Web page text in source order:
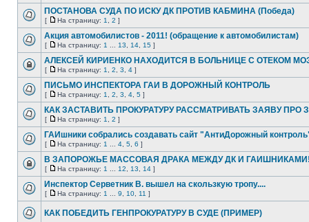
ПОСТАНОВА СУДА ПО ИСКУ ДК ПРОТИВ КАБМИНА (Победа)
[ На страницу: 1 2 ]
Акция автомобилистов - 2011! (обращение к автомобилистам)
[ На страницу: 1 13 14 15 ]
АЛЕКСЕЙ КИРИЕНКО НАХОДИТСЯ В БОЛЬНИЦЕ С ОТЕКОМ
[ На страницу: 1 2 3 4 ]
ПИСЬМО ИНСПЕКТОРА ГАИ В ДОРОЖНЫЙ КОНТРОЛЬ
[ На страницу: 1 2 3 4 5 ]
КАК ЗАСТАВИТЬ ПРОКУРАТУРУ РАССМАТРИВАТЬ ЗАЯВУ ПРО
[ На страницу: 1 2 ]
ГАИшники собрались создавать сайт "АнтиДорожный
[ На страницу: 1 4 5 6 ]
В ЗАПОРОЖЬЕ МАССОВАЯ ДРАКА МЕЖДУ ДК И
[ На страницу: 1 12 13 14 ]
Инспектор Серветник В. вышел на скользкую тропу....
[ На страницу: 1 9 10 11 ]
КАК ПОБЕДИТЬ ГЕНПРОКУРАТУРУ В СУДЕ (ПРИМЕР)